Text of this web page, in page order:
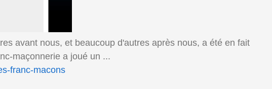
avant nous, et beaucoup d'autres après nous, a été en fait
maçonnerie a joué un ...
franc-macons